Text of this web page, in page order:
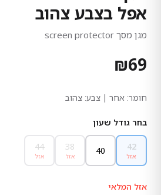
אפל בצבע צהוב
מגן מסך screen protector
₪69
חומר: אחר | צבע: צהוב
בחר גודל שעון
42
אזל 40
38
אזל
44
אזל
אזל המלאי